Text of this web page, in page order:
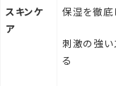
スキンケ
ア
保湿を徹底
刺激の強い
る